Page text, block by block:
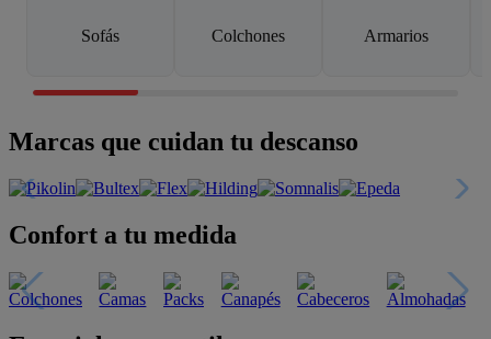
Sofás Colchones Armarios
Marcas que cuidan tu descanso
Confort a tu medida